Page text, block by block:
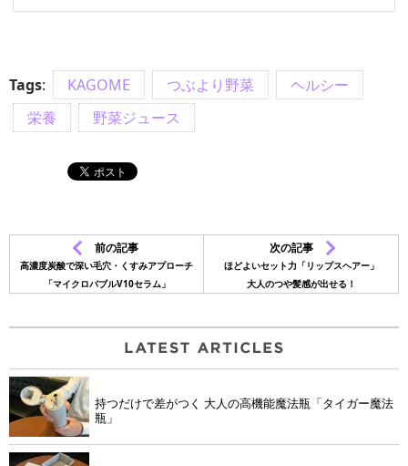
Tags: KAGOME つぶより野菜
ヘルシー
栄養
野菜ジュース
前の記事
高濃度炭酸で深い毛穴・くすみアプローチ
「マイクロバブルV10セラム」
次の記事
ほどよいセット力「リップスヘアー」
大人のつや髪感が出せる！
持つだけで差がつく 大人の高機能魔法瓶「タイガー魔法
瓶」